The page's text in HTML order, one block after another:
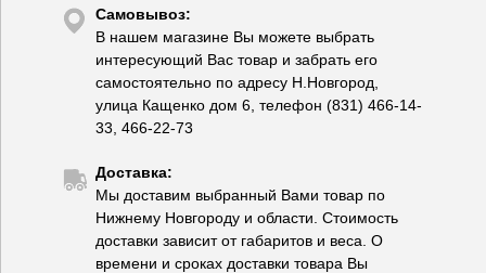
Самовывоз:
В нашем магазине Вы можете выбрать
интересующий Вас товар и забрать его
самостоятельно по адресу Н.Новгород,
улица Кащенко дом 6, телефон (831) 466-14-
33, 466-22-73
Доставка:
Мы доставим выбранный Вами товар по
Нижнему Новгороду и области. Стоимость
доставки зависит от габаритов и веса. О
времени и сроках доставки товара Вы